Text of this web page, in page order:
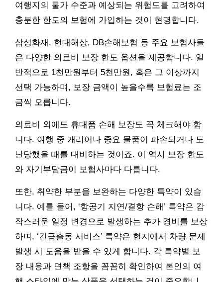
여행지의 물가 수준과 예상되는 위험도를 고려하여
충분한 한도의 보험에 가입하는 것이 현명합니다.
삼성화재, 현대해상, DB손해보험 등 주요 보험사들
은 다양한 의료비 보장 한도 옵션을 제공합니다. 일
반적으로 1천만원부터 5천만원, 혹은 그 이상까지
선택 가능하며, 보장 금액이 높을수록 보험료는 조
금씩 오릅니다.
의료비 외에도 휴대품 손해 보장도 꼭 체크해야 합
니다. 여행 중 캐리어나 중요 물품이 파손되거나 도
난당했을 때를 대비하는 것이죠. 이 역시 보장 한도
와 자기부담금이 보험사마다 다릅니다.
또한, 취약한 부분을 보완하는 다양한 특약이 있습
니다. 예를 들어, ‘항공기 지연/결항 손해’ 특약은 갑
작스러운 일정 변경으로 발생하는 추가 경비를 보상
하며, ‘긴급출동 서비스’ 특약은 현지에서 차량 문제
발생 시 도움을 받을 수 있게 합니다. 각 특약별 보
장 내용과 면책 조항을 꼼꼼히 확인하여 본인의 여